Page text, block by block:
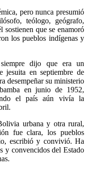
pero nunca presumió
teólogo, geógrafo,
sostienen que se enamoró
los pueblos indígenas y
dijo que era un
jesuita en septiembre de
desempeñar su ministerio
en junio de 1952,
el país aún vivía la
urbana y otra rural,
fue clara, los pueblos
escribió y convivió. Ha
y convencidos del Estado